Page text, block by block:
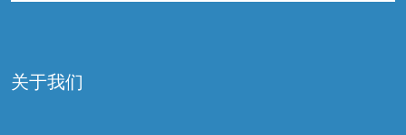
关于我们